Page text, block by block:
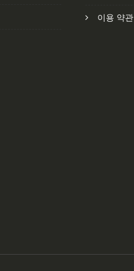
이용 약관